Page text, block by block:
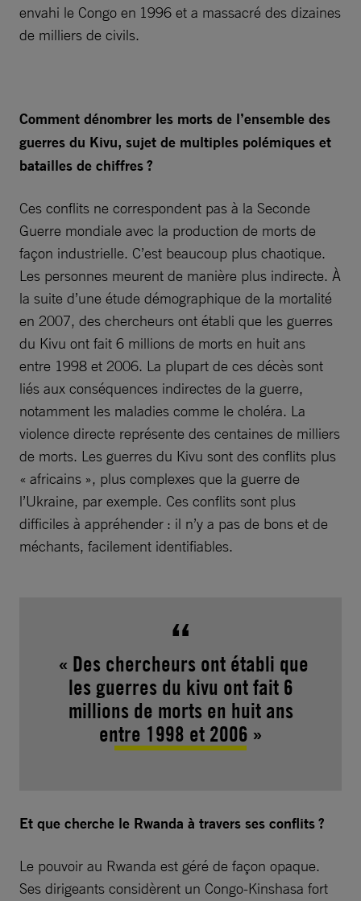
envahi le Congo en 1996 et a massacré des dizaines
de milliers de civils.
Comment dénombrer les morts de l’ensemble des
guerres du Kivu, sujet de multiples polémiques et
batailles de chiffres ?
Ces conflits ne correspondent pas à la Seconde
Guerre mondiale avec la production de morts de
façon industrielle. C’est beaucoup plus chaotique.
Les personnes meurent de manière plus indirecte. À
la suite d’une étude démographique de la mortalité
en 2007, des chercheurs ont établi que les guerres
du Kivu ont fait 6 millions de morts en huit ans
entre 1998 et 2006. La plupart de ces décès sont
liés aux conséquences indirectes de la guerre,
notamment les maladies comme le choléra. La
violence directe représente des centaines de milliers
de morts. Les guerres du Kivu sont des conflits plus
« africains », plus complexes que la guerre de
l’Ukraine, par exemple. Ces conflits sont plus
difficiles à appréhender : il n’y a pas de bons et de
méchants, facilement identifiables.
« Des chercheurs ont établi que
les guerres du kivu ont fait 6
millions de morts en huit ans
entre 1998 et 2006 »
Et que cherche le Rwanda à travers ses conflits ?
Le pouvoir au Rwanda est géré de façon opaque.
Ses dirigeants considèrent un Congo-Kinshasa fort